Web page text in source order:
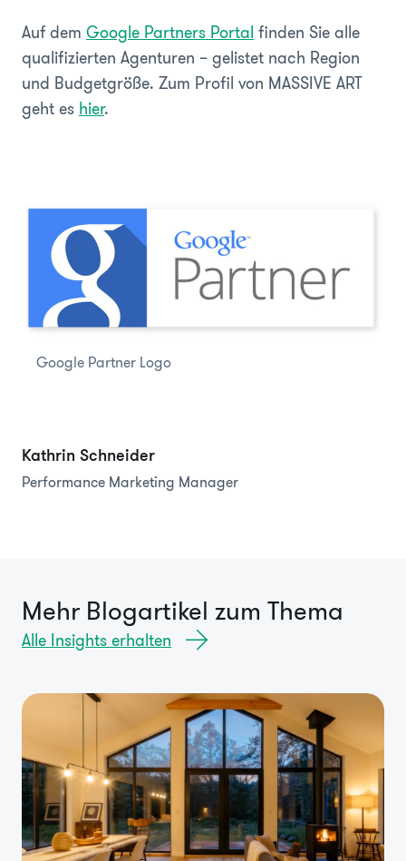
Auf dem Google Partners Portal finden Sie alle
qualifizierten Agenturen – gelistet nach Region
und Budgetgröße. Zum Profil von MASSIVE ART
geht es hier.
Google Partner Logo
Kathrin Schneider
Performance Marketing Manager
Mehr Blogartikel zum Thema
Alle Insights erhalten